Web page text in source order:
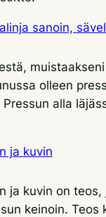
sanoin,
olleen
alla
ja kuvin
ja kuvin on
keinoin.